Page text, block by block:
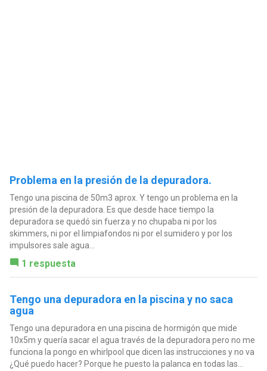
Problema en la presión de la depuradora.
Tengo una piscina de 50m3 aprox. Y tengo un problema en la
presión de la depuradora. Es que desde hace tiempo la
depuradora se quedó sin fuerza y no chupaba ni por los
skimmers, ni por el limpiafondos ni por el sumidero y por los
impulsores sale agua...
1 respuesta
Tengo una depuradora en la piscina y no saca
agua
Tengo una depuradora en una piscina de hormigón que mide
10x5m y quería sacar el agua través de la depuradora pero no me
funciona la pongo en whirlpool que dicen las instrucciones y no va
¿Qué puedo hacer? Porque he puesto la palanca en todas las...